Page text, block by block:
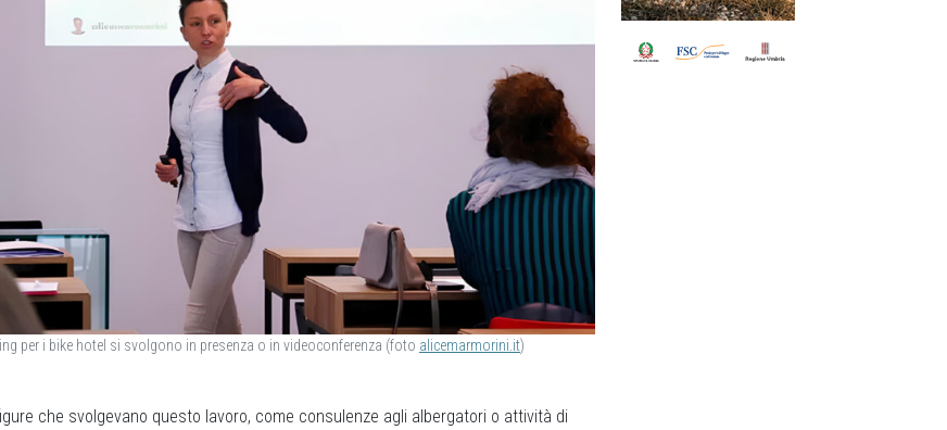
per i bike hotel si svolgono in presenza o in videoconferenza (foto alicemarmorini.it)
che svolgevano questo lavoro, come consulenze agli albergatori o attività di